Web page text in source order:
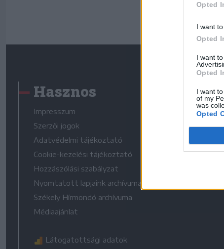
Opted
I want
Opted
I want
Opted
I want
of my
was
Opted
Hasznos
Impresszum
Szerzői jogok
Adatvédelmi tájékoztató
Cookie-kezelési tájékoztató
Hozzászólási szabályzat
Nyomtatott lapjaink archívuma
Székely Hírmondó archívuma
Médiaajánlat
Látogatottsági adatok